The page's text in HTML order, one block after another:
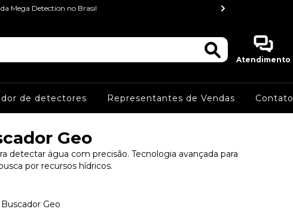
da Mega Detection no Brasil
Atendimento
de detectores Representantes de Vendas Contato
Geo
detectar água com precisão. Tecnologia avançada para
por recursos hídricos.
Buscador Geo